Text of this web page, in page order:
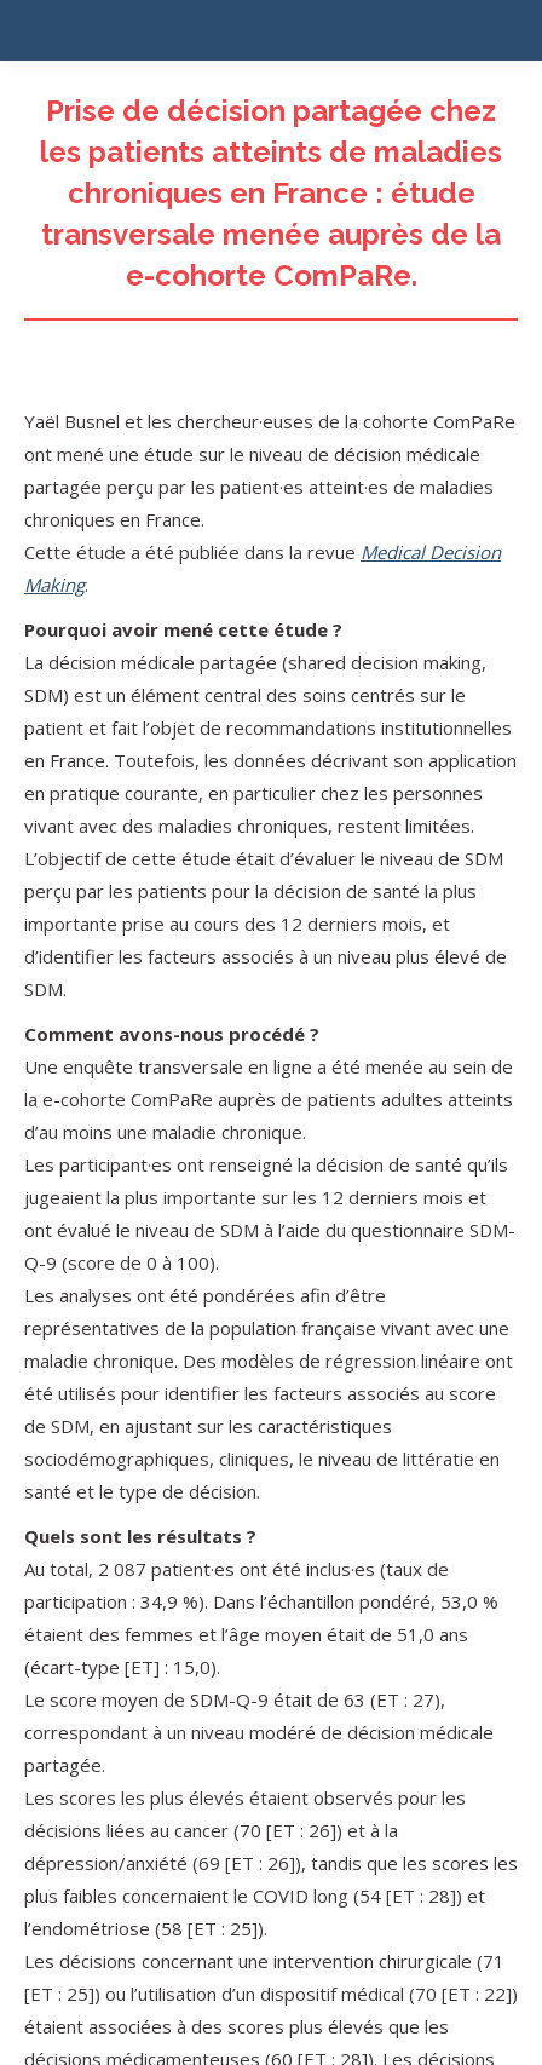
Prise de décision partagée chez
les patients atteints de maladies
chroniques en France : étude
transversale menée auprès de la
e-cohorte ComPaRe.
Yaël Busnel et les chercheur·euses de la cohorte ComPaRe
ont mené une étude sur le niveau de décision médicale
partagée perçu par les patient·es atteint·es de maladies
chroniques en France.
Cette étude a été publiée dans la revue Medical Decision
Making.
Pourquoi avoir mené cette étude ?
La décision médicale partagée (shared decision making,
SDM) est un élément central des soins centrés sur le
patient et fait l’objet de recommandations institutionnelles
en France. Toutefois, les données décrivant son application
en pratique courante, en particulier chez les personnes
vivant avec des maladies chroniques, restent limitées.
L’objectif de cette étude était d’évaluer le niveau de SDM
perçu par les patients pour la décision de santé la plus
importante prise au cours des 12 derniers mois, et
d’identifier les facteurs associés à un niveau plus élevé de
SDM.
Comment avons-nous procédé ?
Une enquête transversale en ligne a été menée au sein de
la e-cohorte ComPaRe auprès de patients adultes atteints
d’au moins une maladie chronique.
Les participant·es ont renseigné la décision de santé qu’ils
jugeaient la plus importante sur les 12 derniers mois et
ont évalué le niveau de SDM à l’aide du questionnaire SDM-
Q-9 (score de 0 à 100).
Les analyses ont été pondérées afin d’être
représentatives de la population française vivant avec une
maladie chronique. Des modèles de régression linéaire ont
été utilisés pour identifier les facteurs associés au score
de SDM, en ajustant sur les caractéristiques
sociodémographiques, cliniques, le niveau de littératie en
santé et le type de décision.
Quels sont les résultats ?
Au total, 2 087 patient·es ont été inclus·es (taux de
participation : 34,9 %). Dans l’échantillon pondéré, 53,0 %
étaient des femmes et l’âge moyen était de 51,0 ans
(écart-type [ET] : 15,0).
Le score moyen de SDM-Q-9 était de 63 (ET : 27),
correspondant à un niveau modéré de décision médicale
partagée.
Les scores les plus élevés étaient observés pour les
décisions liées au cancer (70 [ET : 26]) et à la
dépression/anxiété (69 [ET : 26]), tandis que les scores les
plus faibles concernaient le COVID long (54 [ET : 28]) et
l’endométriose (58 [ET : 25]).
Les décisions concernant une intervention chirurgicale (71
[ET : 25]) ou l’utilisation d’un dispositif médical (70 [ET : 22])
étaient associées à des scores plus élevés que les
décisions médicamenteuses (60 [ET : 28]). Les décisions